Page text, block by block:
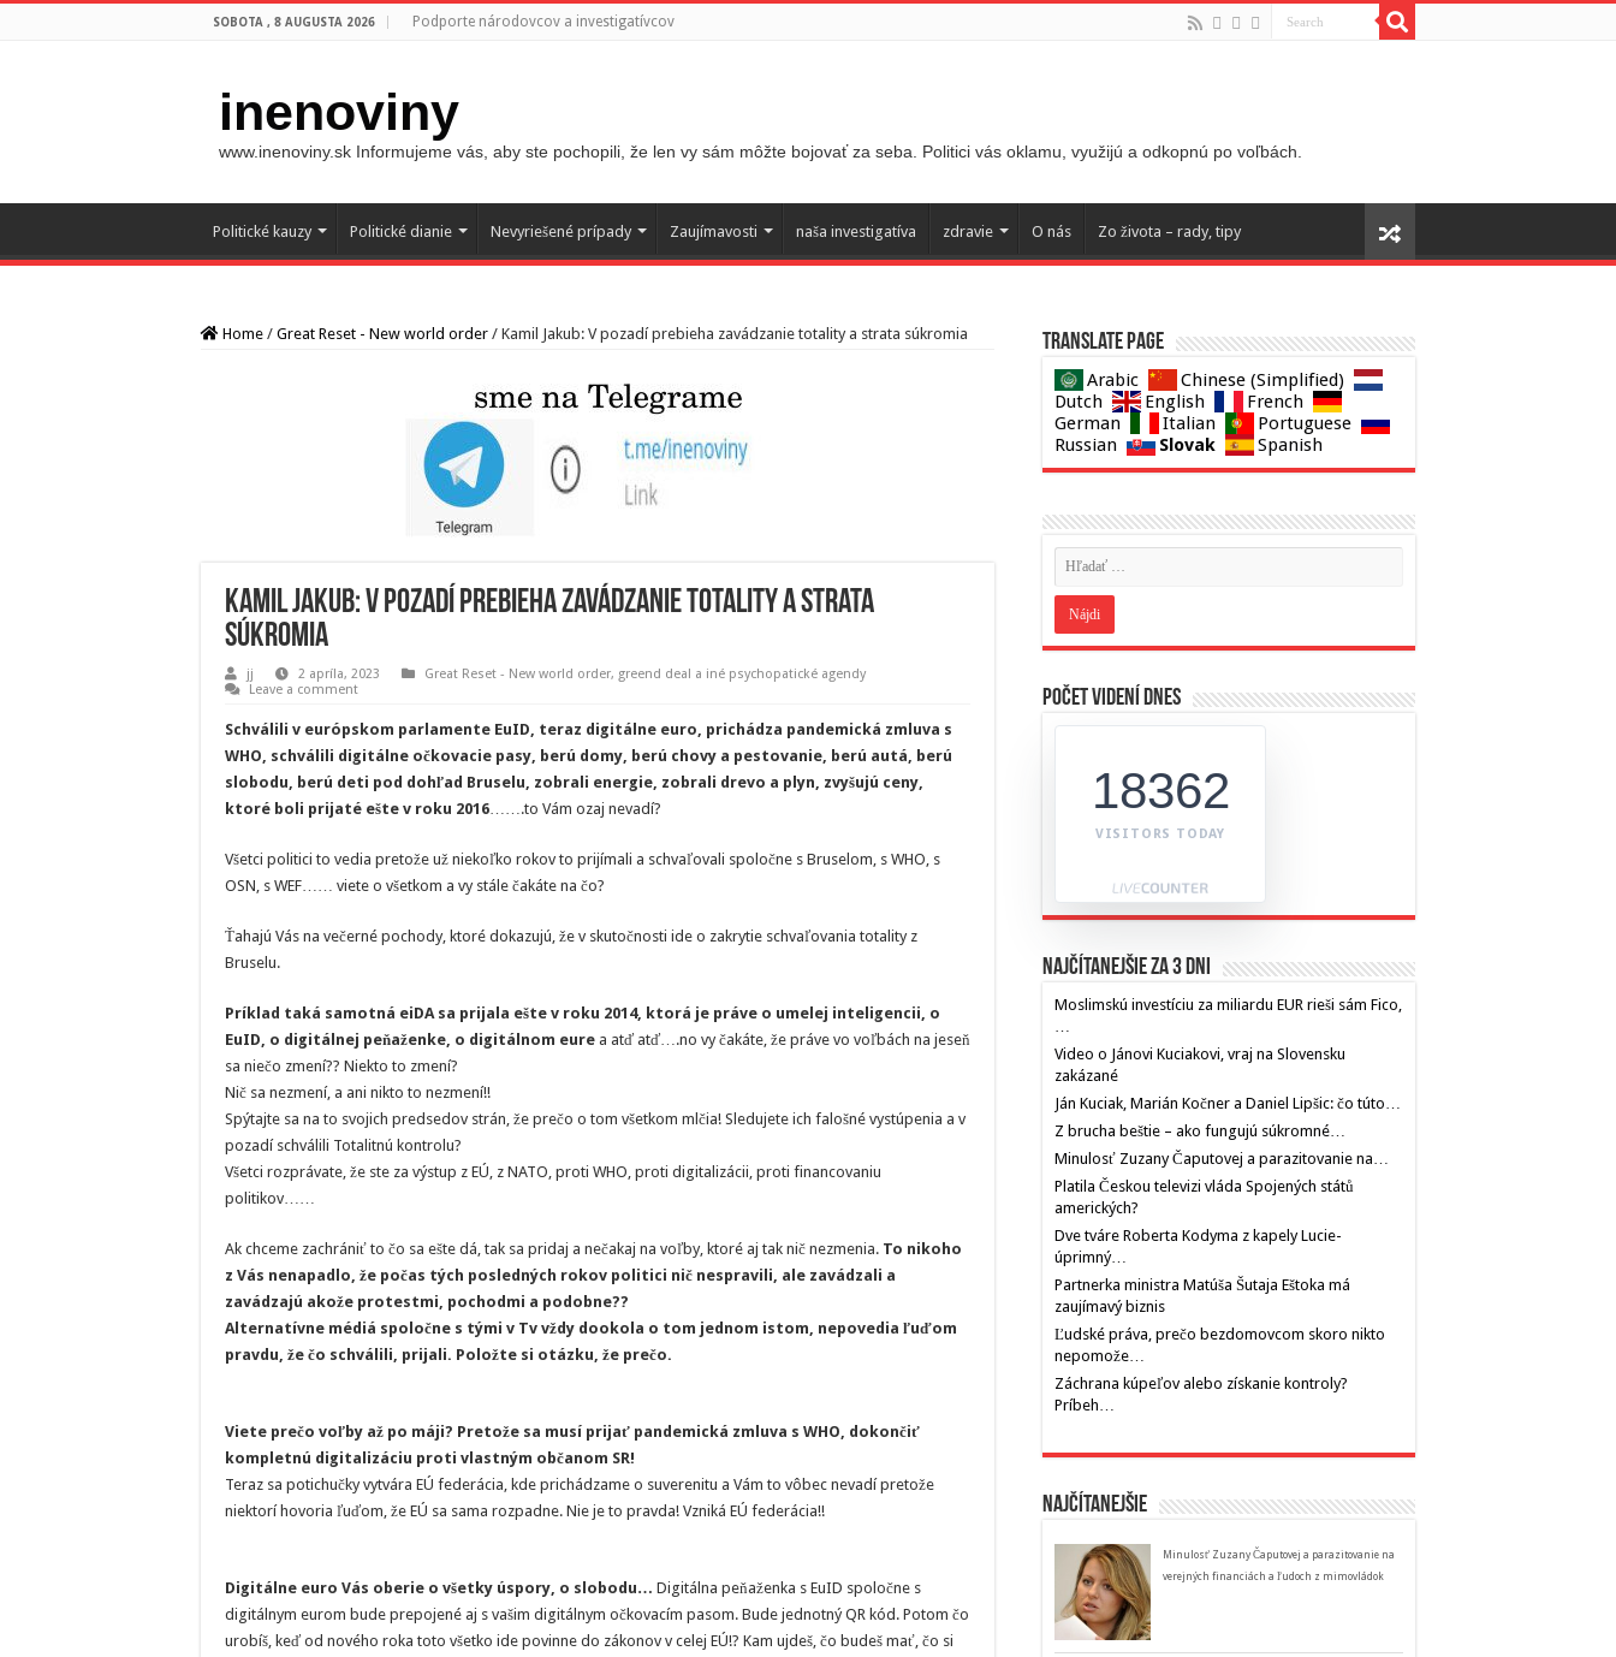
SOBOTA , 8 AUGUSTA 2026 Podporte národovcov a investigatívcov
inenoviny
www.inenoviny.sk Informujeme vás, aby ste pochopili, že len vy sám môžte bojovať za seba. Politici vás oklamu, využijú a odkopnú po voľbách.
Politické kauzy Politické dianie Nevyriešené prípady Zaujímavosti naša investigatíva zdravie O nás Zo života – rady, tipy
Home / Great Reset - New world order / Kamil Jakub: V pozadí prebieha zavádzanie totality a strata súkromia
Kamil Jakub: V pozadí prebieha zavádzanie totality a strata
súkromia
jj 2 apríla, 2023 Great Reset - New world order, greend deal a iné psychopatické agendy
Leave a comment
Schválili v európskom parlamente EuID, teraz digitálne euro, prichádza pandemická zmluva s
WHO, schválili digitálne očkovacie pasy, berú domy, berú chovy a pestovanie, berú autá, berú
slobodu, berú deti pod dohľad Bruselu, zobrali energie, zobrali drevo a plyn, zvyšujú ceny,
ktoré boli prijaté ešte v roku 2016…….to Vám ozaj nevadí?
Všetci politici to vedia pretože už niekoľko rokov to prijímali a schvaľovali spoločne s Bruselom, s WHO, s
OSN, s WEF…… viete o všetkom a vy stále čakáte na čo?
Ťahajú Vás na večerné pochody, ktoré dokazujú, že v skutočnosti ide o zakrytie schvaľovania totality z
Bruselu.
Príklad taká samotná eiDA sa prijala ešte v roku 2014, ktorá je práve o umelej inteligencii, o
EuID, o digitálnej peňaženke, o digitálnom eure a atď atď….no vy čakáte, že práve vo voľbách na jeseň
sa niečo zmení?? Niekto to zmení?
Nič sa nezmení, a ani nikto to nezmení!!
Spýtajte sa na to svojich predsedov strán, že prečo o tom všetkom mlčia! Sledujete ich falošné vystúpenia a v
pozadí schválili Totalitnú kontrolu?
Všetci rozprávate, že ste za výstup z EÚ, z NATO, proti WHO, proti digitalizácii, proti financovaniu
politikov……
Ak chceme zachrániť to čo sa ešte dá, tak sa pridaj a nečakaj na voľby, ktoré aj tak nič nezmenia. To nikoho
z Vás nenapadlo, že počas tých posledných rokov politici nič nespravili, ale zavádzali a
zavádzajú akože protestmi, pochodmi a podobne??
Alternatívne médiá spoločne s tými v Tv vždy dookola o tom jednom istom, nepovedia ľuďom
pravdu, že čo schválili, prijali. Položte si otázku, že prečo.
Viete prečo voľby až po máji? Pretože sa musí prijať pandemická zmluva s WHO, dokončiť
kompletnú digitalizáciu proti vlastným občanom SR!
Teraz sa potichučky vytvára EÚ federácia, kde prichádzame o suverenitu a Vám to vôbec nevadí pretože
niektorí hovoria ľuďom, že EÚ sa sama rozpadne. Nie je to pravda! Vzniká EÚ federácia!!
Digitálne euro Vás oberie o všetky úspory, o slobodu… Digitálna peňaženka s EuID spoločne s
digitálnym eurom bude prepojené aj s vašim digitálnym očkovacím pasom. Bude jednotný QR kód. Potom čo
urobíš, keď od nového roka toto všetko ide povinne do zákonov v celej EÚ!? Kam ujdeš, čo budeš mať, čo si
Translate page
Arabic
Chinese (Simplified)
Dutch
English
French
German
Italian
Portuguese
Russian
Slovak Spanish
Počet videní dnes
18362
VISITORS TODAY
Najčítanejšie za 3 dni
Moslimskú investíciu za miliardu EUR rieši sám Fico,
…
Video o Jánovi Kuciakovi, vraj na Slovensku
zakázané
Ján Kuciak, Marián Kočner a Daniel Lipšic: čo túto…
Z brucha beštie – ako fungujú súkromné…
Minulosť Zuzany Čaputovej a parazitovanie na…
Platila Českou televizi vláda Spojených států
amerických?
Dve tváre Roberta Kodyma z kapely Lucie-
úprimný…
Partnerka ministra Matúša Šutaja Eštoka má
zaujímavý biznis
Ľudské práva, prečo bezdomovcom skoro nikto
nepomože…
Záchrana kúpeľov alebo získanie kontroly?
Príbeh…
Najčítanejšie
Minulosť Zuzany Čaputovej a parazitovanie na
verejných financiách a ľudoch z mimovládok